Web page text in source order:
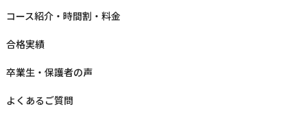
コース紹介・時間割・料⾦
合格実績
卒業⽣‧保護者の声
よくあるご質問